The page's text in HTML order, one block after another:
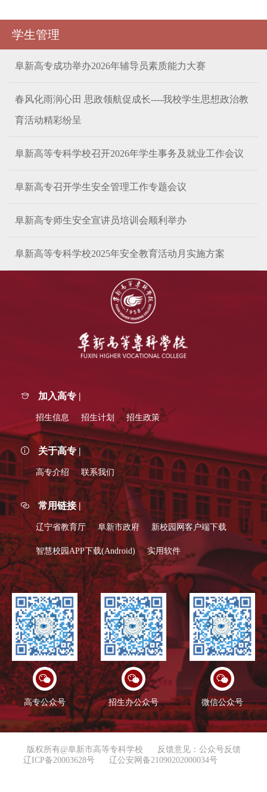
学生管理
阜新高专成功举办2026年辅导员素质能力大赛
春风化雨润心田 思政领航促成长----我校学生思想政治教
育活动精彩纷呈
阜新高等专科学校召开2026年学生事务及就业工作会议
阜新高专召开学生安全管理工作专题会议
阜新高专师生安全宣讲员培训会顺利举办
阜新高等专科学校2025年安全教育活动月实施方案
加入高专 |
招生信息 招生计划 招生政策
关于高专 |
高专介绍 联系我们
常用链接 |
辽宁省教育厅 阜新市政府 新校园网客户端下载
智慧校园APP下载(Android) 实用软件
高专公众号 招生办公众号 微信公众号
版权所有@阜新市高等专科学校
反馈意见：公众号反馈
辽ICP备20003628号
辽公安网备21090202000034号